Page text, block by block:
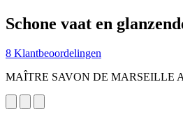
Schone vaat en
8 Klantbeoordelingen
MAÎTRE SAVON DE MARSEILLE